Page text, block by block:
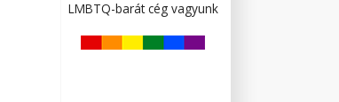
LMBTQ-barát cég vagyunk